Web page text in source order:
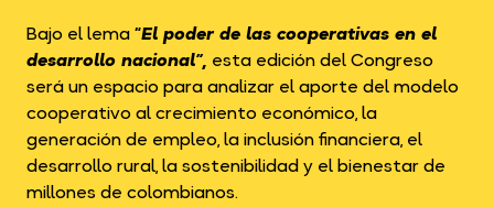
Bajo el lema“El poder de las cooperativas en el
desarrollo nacional”, esta edición del Congreso
será un espacio para analizar el aporte del modelo
cooperativo al crecimiento económico, la
generación de empleo, la inclusión financiera, el
desarrollo rural, la sostenibilidad y el bienestar de
millones de colombianos.